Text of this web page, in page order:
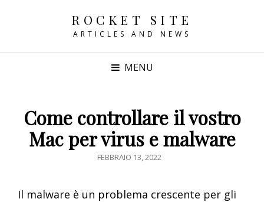
ROCKET SITE
ARTICLES AND NEWS
MENU
Come controllare il vostro
Mac per virus e malware
POSTED
FEBBRAIO 13, 2022
Il malware è un problema crescente per gli